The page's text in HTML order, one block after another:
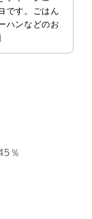
です。ごはん
ハンなどのお
％